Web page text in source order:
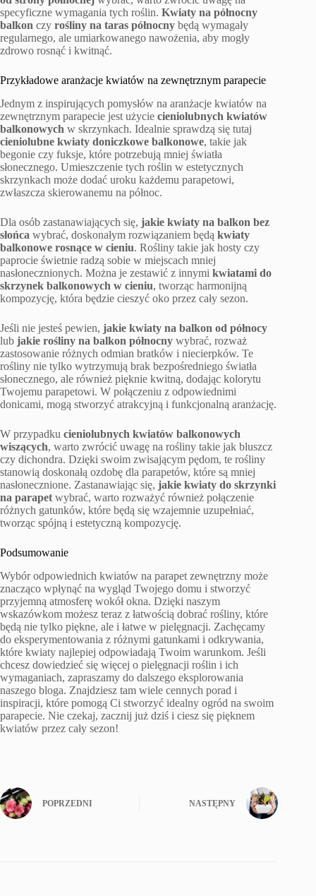
specyficzne wymagania tych roślin. Kwiaty na północny
balkon czy rośliny na taras północny będą wymagały
regularnego, ale umiarkowanego nawożenia, aby mogły
zdrowo rosnąć i kwitnąć.
Przykładowe aranżacje kwiatów na zewnętrznym parapecie
Jednym z inspirujących pomysłów na aranżacje kwiatów na
zewnętrznym parapecie jest użycie cieniolubnych kwiatów
balkonowych w skrzynkach. Idealnie sprawdzą się tutaj
cieniolubne kwiaty doniczkowe balkonowe, takie jak
begonie czy fuksje, które potrzebują mniej światła
słonecznego. Umieszczenie tych roślin w estetycznych
skrzynkach może dodać uroku każdemu parapetowi,
zwłaszcza skierowanemu na północ.
Dla osób zastanawiających się, jakie kwiaty na balkon bez
słońca wybrać, doskonałym rozwiązaniem będą kwiaty
balkonowe rosnące w cieniu. Rośliny takie jak hosty czy
paprocie świetnie radzą sobie w miejscach mniej
nasłonecznionych. Można je zestawić z innymi kwiatami do
skrzynek balkonowych w cieniu, tworząc harmonijną
kompozycję, która będzie cieszyć oko przez cały sezon.
Jeśli nie jesteś pewien, jakie kwiaty na balkon od północy
lub jakie rośliny na balkon północny wybrać, rozważ
zastosowanie różnych odmian bratków i niecierpków. Te
rośliny nie tylko wytrzymują brak bezpośredniego światła
słonecznego, ale również pięknie kwitną, dodając kolorytu
Twojemu parapetowi. W połączeniu z odpowiednimi
donicami, mogą stworzyć atrakcyjną i funkcjonalną aranżację.
W przypadku cieniolubnych kwiatów balkonowych
wiszących, warto zwrócić uwagę na rośliny takie jak bluszcz
czy dichondra. Dzięki swoim zwisającym pędom, te rośliny
stanowią doskonałą ozdobę dla parapetów, które są mniej
nasłonecznione. Zastanawiając się, jakie kwiaty do skrzynki
na parapet wybrać, warto rozważyć również połączenie
różnych gatunków, które będą się wzajemnie uzupełniać,
tworząc spójną i estetyczną kompozycję.
Podsumowanie
Wybór odpowiednich kwiatów na parapet zewnętrzny może
znacząco wpłynąć na wygląd Twojego domu i stworzyć
przyjemną atmosferę wokół okna. Dzięki naszym
wskazówkom możesz teraz z łatwością dobrać rośliny, które
będą nie tylko piękne, ale i łatwe w pielęgnacji. Zachęcamy
do eksperymentowania z różnymi gatunkami i odkrywania,
które kwiaty najlepiej odpowiadają Twoim warunkom. Jeśli
chcesz dowiedzieć się więcej o pielęgnacji roślin i ich
wymaganiach, zapraszamy do dalszego eksplorowania
naszego bloga. Znajdziesz tam wiele cennych porad i
inspiracji, które pomogą Ci stworzyć idealny ogród na swoim
parapecie. Nie czekaj, zacznij już dziś i ciesz się pięknem
kwiatów przez cały sezon!
POPRZEDNI NASTĘPNY